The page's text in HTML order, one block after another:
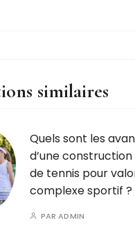
similaires
Quels sont les
d’une
de tennis pour
complexe sportif ?
PARADMIN